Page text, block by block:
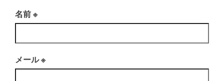
名前※
メール※